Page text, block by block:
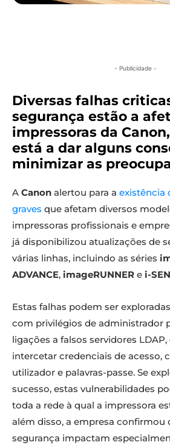
- Publicidade -
Diversas falhas
segurança estão a
impressoras da
está a dar alguns
minimizar as
A Canon alertou para a existência
graves que afetam diversos
impressoras profissionais e
já disponibilizou atualizações de
várias linhas, incluindo as séries
ADVANCE, imageRUNNER e i-
Estas falhas podem ser
com privilégios de administrador
ligações a falsos servidores
intercetar credenciais de acesso,
utilizador e palavras-passe. Se
sucesso, estas vulnerabilidades
toda a rede à qual a impressora
além disso, a empresa confirmou
segurança impactam